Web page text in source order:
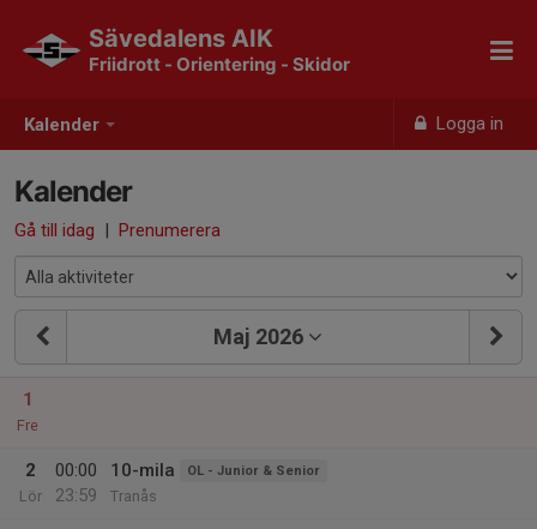
Kalender Logga in
Sävedalens AIK
Friidrott - Orientering - Skidor
Kalender
Gå till idag | Prenumerera
Maj 2026
1
Fre
2
Lör
00:00
23:59
10-mila OL - Junior & Senior
Tranås